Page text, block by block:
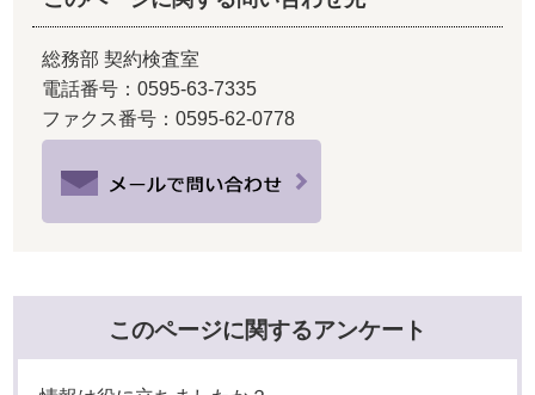
総務部 契約検査室
電話番号：0595-63-7335
ファクス番号：0595-62-0778
このページに関するアンケート